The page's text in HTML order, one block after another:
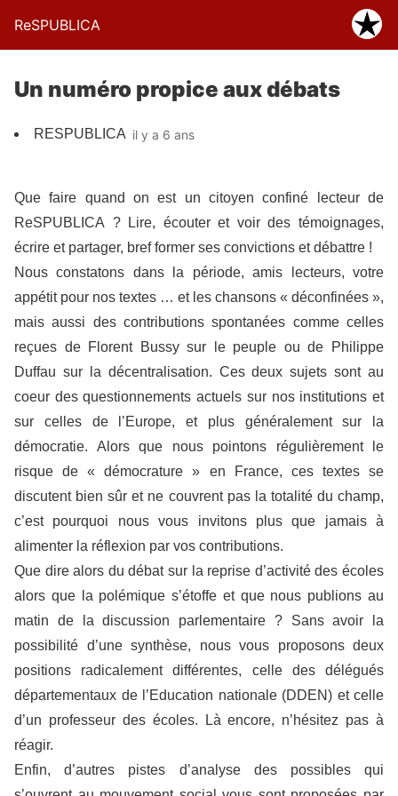
ReSPUBLICA
Un numéro propice aux débats
RESPUBLICA il y a 6 ans
Que faire quand on est un citoyen confiné lecteur de
ReSPUBLICA ? Lire, écouter et voir des témoignages,
écrire et partager, bref former ses convictions et débattre !
Nous constatons dans la période, amis lecteurs, votre
appétit pour nos textes … et les chansons « déconfinées »,
mais aussi des contributions spontanées comme celles
reçues de Florent Bussy sur le peuple ou de Philippe
Duffau sur la décentralisation. Ces deux sujets sont au
coeur des questionnements actuels sur nos institutions et
sur celles de l’Europe, et plus généralement sur la
démocratie. Alors que nous pointons régulièrement le
risque de « démocrature » en France, ces textes se
discutent bien sûr et ne couvrent pas la totalité du champ,
c’est pourquoi nous vous invitons plus que jamais à
alimenter la réflexion par vos contributions.
Que dire alors du débat sur la reprise d’activité des écoles
alors que la polémique s’étoffe et que nous publions au
matin de la discussion parlementaire ? Sans avoir la
possibilité d’une synthèse, nous vous proposons deux
positions radicalement différentes, celle des délégués
départementaux de l’Education nationale (DDEN) et celle
d’un professeur des écoles. Là encore, n’hésitez pas à
réagir.
Enfin, d’autres pistes d’analyse des possibles qui